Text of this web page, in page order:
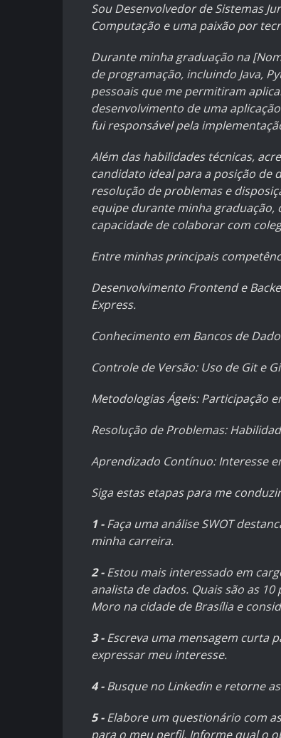
Sou Desenvolvedor de Sistemas
Computação e uma paixão por
Durante minha graduação na
de programação, incluindo Java,
pessoais que me permitiram
desenvolvimento de uma
fui responsável pela
Além das habilidades técnicas,
candidato ideal para a posição de
resolução de problemas e
equipe durante minha graduação,
capacidade de colaborar com
Entre minhas principais
Desenvolvimento Frontend e
Express.
Conhecimento em Bancos de
Controle de Versão: Uso de Git e
Metodologias Ágeis: Participação
Resolução de Problemas:
Aprendizado Contínuo: Interesse
Siga estas etapas para me
1 -Faça uma análise SWOT
minha carreira.
2 -Estou mais interessado em
analista de dados. Quais são as
Moro na cidade de Brasília e
3 -Escreva uma mensagem curta
expressar meu interesse.
4 -Busque no Linkedin e retorne
5 -Elabore um questionário com
para o meu perfil. Informe qual o